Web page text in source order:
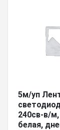
5м/уп
240св-в/
белая,